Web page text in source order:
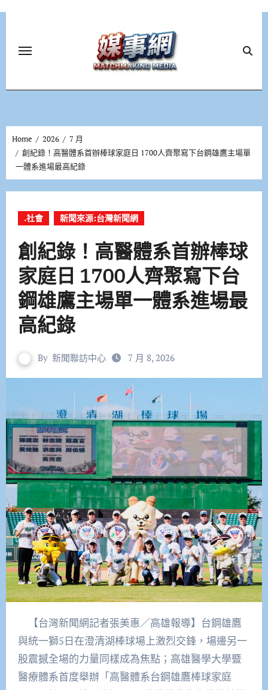
Home 2026
7 月
創紀錄！高醫體系首辦棒球家庭日 1700人齊聚寫下台鋼雄鷹主場單
一體系進場最高紀錄
.社會 新聞來源:台灣新聞網
創紀錄！高醫體系首辦棒球
家庭日 1700人齊聚寫下台
鋼雄鷹主場單一體系進場最
高紀錄
By 新聞聯訪中心 7 月 8, 2026
【台灣新聞網記者張美惠／高雄報導】台鋼雄鷹
與統一獅5日在澄清湖棒球場上激烈交鋒，場邊另一
股震撼全場的力量同樣成為焦點；高雄醫學大學暨
醫療體系首度舉辦「高醫體系台鋼雄鷹棒球家庭